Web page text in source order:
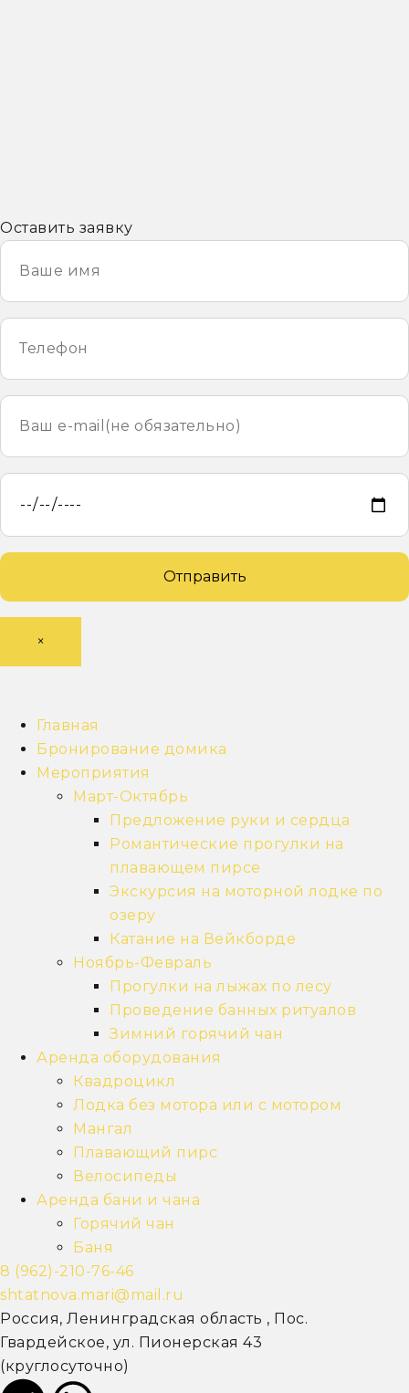
Оставить заявку
×
Главная
Бронирование домика
Мероприятия
Март-Октябрь
Предложение руки и сердца
Романтические прогулки на
плавающем пирсе
Экскурсия на моторной лодке по
озеру
Катание на Вейкборде
Ноябрь-Февраль
Прогулки на лыжах по лесу
Проведение банных ритуалов
Зимний горячий чан
Аренда оборудования
Квадроцикл
Лодка без мотора или с мотором
Мангал
Плавающий пирс
Велосипеды
Аренда бани и чана
Горячий чан
Баня
8 (962)-210-76-46
shtatnova.mari@mail.ru
Россия, Ленинградская область , Пос.
Гвардейское, ул. Пионерская 43
(круглосуточно)